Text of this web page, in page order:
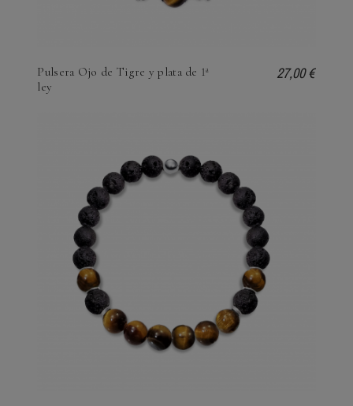
Pulsera Ojo de Tigre y plata de 1ª
ley
27,00 €